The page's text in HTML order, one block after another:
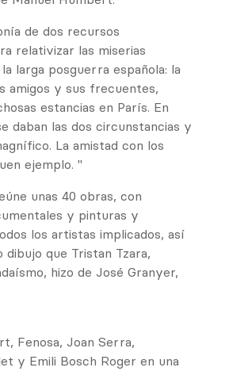
de dos recursos
relativizar las miserias
larga posguerra española: la
amigos y sus frecuentes,
estancias en París. En
daban las dos circunstancias y
La amistad con los
ejemplo. "
unas 40 obras, con
y pinturas y
los artistas implicados, así
dibujo que Tristan Tzara,
hizo de José Granyer,
Fenosa, Joan Serra,
y Emili Bosch Roger en una